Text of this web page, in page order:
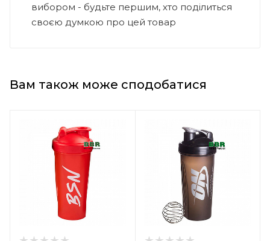
вибором - будьте першим, хто поділиться
своєю думкою про цей товар
Вам також може сподобатися